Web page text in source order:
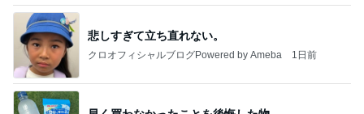
早く買わなかったことを後悔した物
Amebaトピックス 1日前